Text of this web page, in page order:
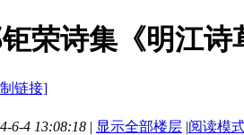
荣诗集《明江诗
链接]
6-4 13:08:18 | 显示全部楼层 |阅读模